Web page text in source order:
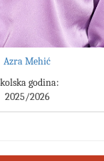
Azra Mehić
godina:
2025/2026